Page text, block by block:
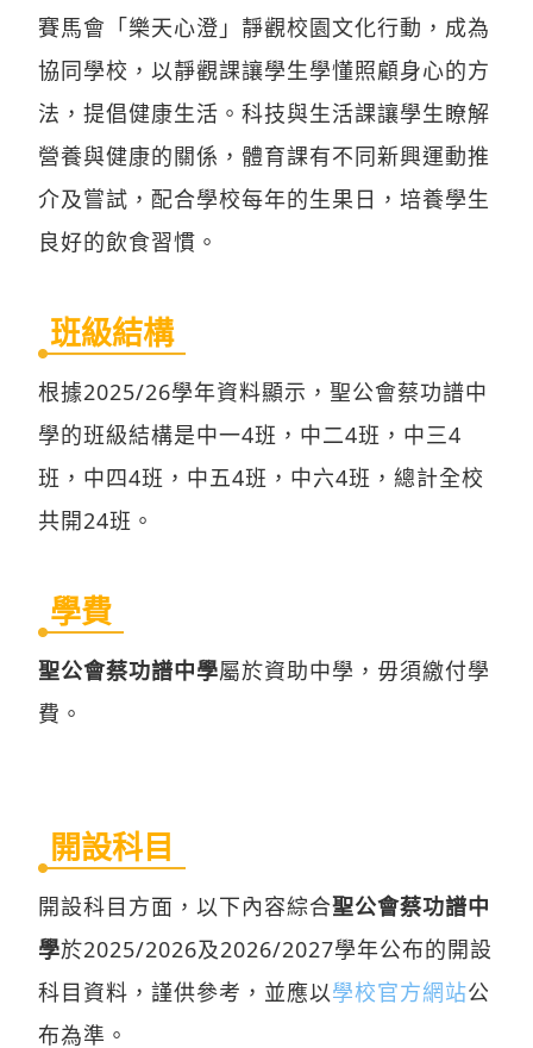
協同學校，以靜觀課讓學生學懂照顧身心的方
法，提倡健康生活。科技與生活課讓學生瞭解
營養與健康的關係，體育課有不同新興運動推
介及嘗試，配合學校每年的生果日，培養學生
良好的飲食習慣。
根據2025/26學年資料顯示，聖公會蔡功譜中
學的班級結構是中一4班，中二4班，中三4
班，中四4班，中五4班，中六4班，總計全校
共開24班。
聖公會蔡功譜中學
費。
開設科目方面，以下內容綜合
學於2025/2026及2026/2027學年公布的開設
科目資料，謹供參考，並應以學校官方網站公
布為準。